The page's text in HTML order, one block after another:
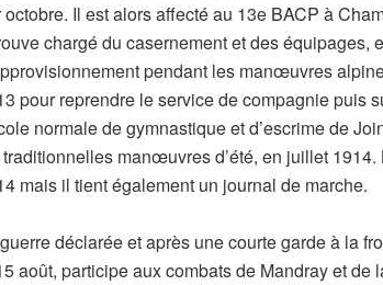
octobre. Il est alors affecté au 13e BACP à
chargé du casernement et des équipages,
pendant les manœuvres
pour reprendre le service de compagnie puis
normale de gymnastique et d’escrime de
manœuvres d’été, en juillet
mais il tient également un journal de marche.
déclarée et après une courte garde à la
août, participe aux combats de Mandray et